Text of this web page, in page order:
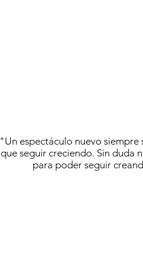
"Un espectáculo nuevo
que seguir creciendo. Sin duda
para poder seguir